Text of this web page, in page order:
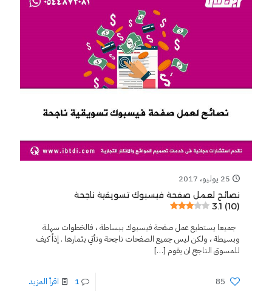
25 يوليو، 2017
نصائح لعمل صفحة فيسبوك تسويقية ناجحة
3.1 (10)
جميعا يستطيع عمل صفحة فيسبوك ببساطة ، فالخطوات سهلة
وبسيطة ، ولكن ليس جميع الصفحات ناجحة وتأتي بثمارها . إذاً كيف
للمسوق الناجح ان يقوم […]
85
1 اقرأ المزيد